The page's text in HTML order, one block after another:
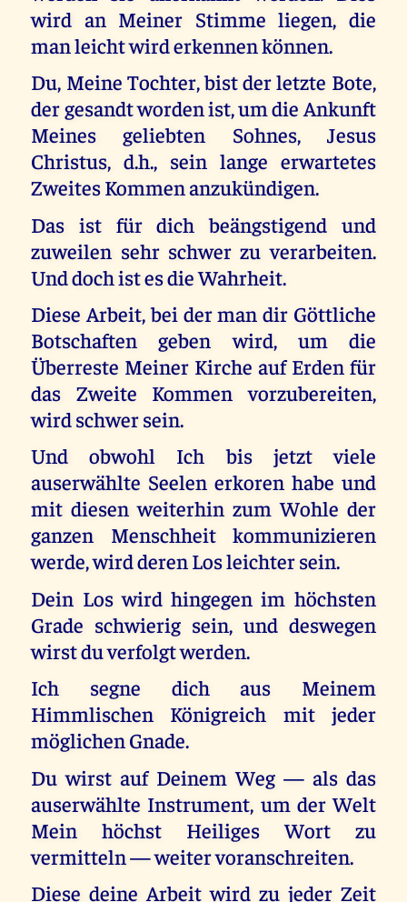
wird an Meiner Stimme liegen, die
man leicht wird erkennen können.
Du, Meine Tochter, bist der letzte Bote,
der gesandt worden ist, um die Ankunft
Meines geliebten Sohnes, Jesus
Christus, d.h., sein lange erwartetes
Zweites Kommen anzukündigen.
Das ist für dich beängstigend und
zuweilen sehr schwer zu verarbeiten.
Und doch ist es die Wahrheit.
Diese Arbeit, bei der man dir Göttliche
Botschaften geben wird, um die
Überreste Meiner Kirche auf Erden für
das Zweite Kommen vorzubereiten,
wird schwer sein.
Und obwohl Ich bis jetzt viele
auserwählte Seelen erkoren habe und
mit diesen weiterhin zum Wohle der
ganzen Menschheit kommunizieren
werde, wird deren Los leichter sein.
Dein Los wird hingegen im höchsten
Grade schwierig sein, und deswegen
wirst du verfolgt werden.
Ich segne dich aus Meinem
Himmlischen Königreich mit jeder
möglichen Gnade.
Du wirst auf Deinem Weg — als das
auserwählte Instrument, um der Welt
Mein höchst Heiliges Wort zu
vermitteln — weiter voranschreiten.
Diese deine Arbeit wird zu jeder Zeit